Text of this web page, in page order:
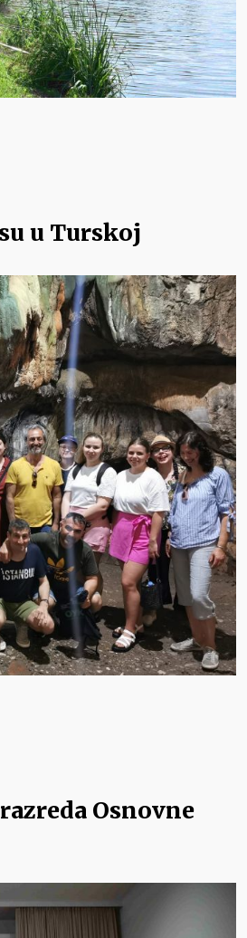
u Turskoj
Osnovne